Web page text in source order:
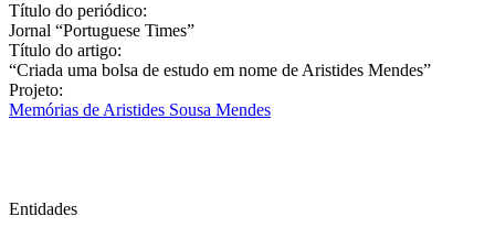
Título do periódico:
Jornal “Portuguese Times”
Título do artigo:
“Criada uma bolsa de estudo em nome de Aristides Mendes”
Projeto:
Memórias de Aristides Sousa Mendes
Entidades